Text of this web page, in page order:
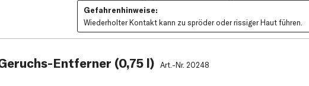
Gefahrenhinweise:
Wiederholter Kontakt kann zu spröder oder rissiger Haut führen.
Entferner (0,75 l) Art.-Nr. 20248